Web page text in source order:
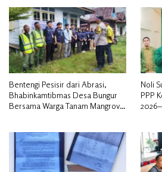
Bentengi Pesisir dari Abrasi,
Bhabinkamtibmas Desa Bungur
Bersama Warga Tanam Mangrove
Noli
PPP